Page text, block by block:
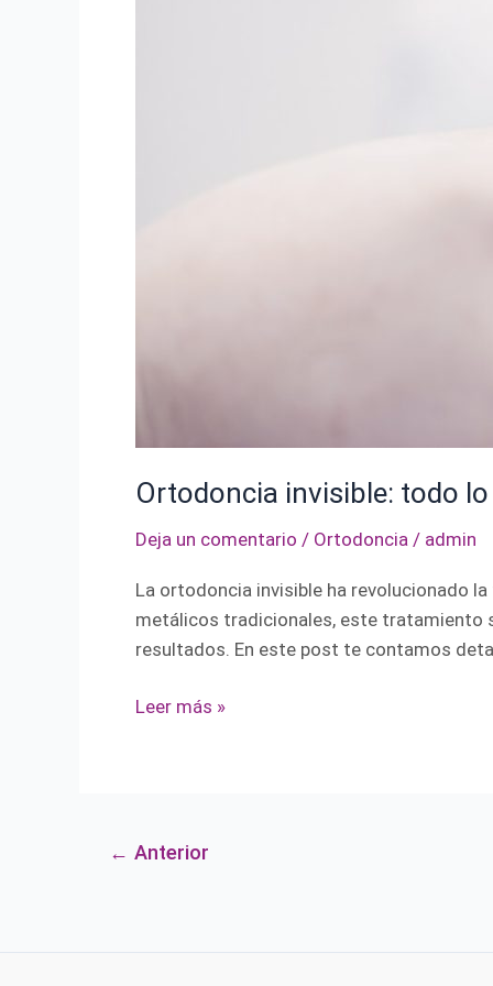
Ortodoncia invisible: todo
Deja un comentario / Ortodoncia / admin
La ortodoncia invisible ha revolucionado
metálicos tradicionales, este tratamiento
resultados. En este post te contamos
Leer más »
← Anterior